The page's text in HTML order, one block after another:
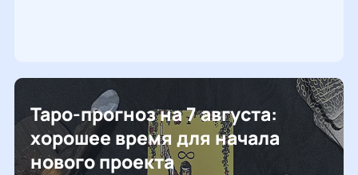
Таро-прогноз на 7 августа:
хорошее время для начала
нового проекта